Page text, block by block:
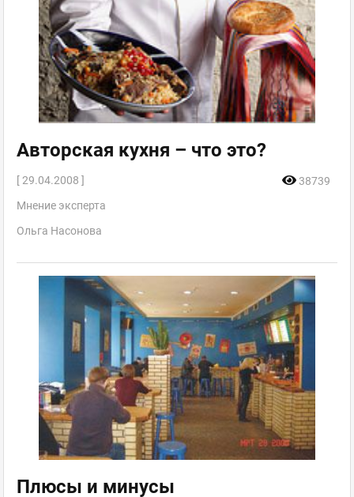
Авторская кухня – что это?
[ 29.04.2008 ]
38739
Мнение эксперта
Ольга Насонова
Плюсы и минусы